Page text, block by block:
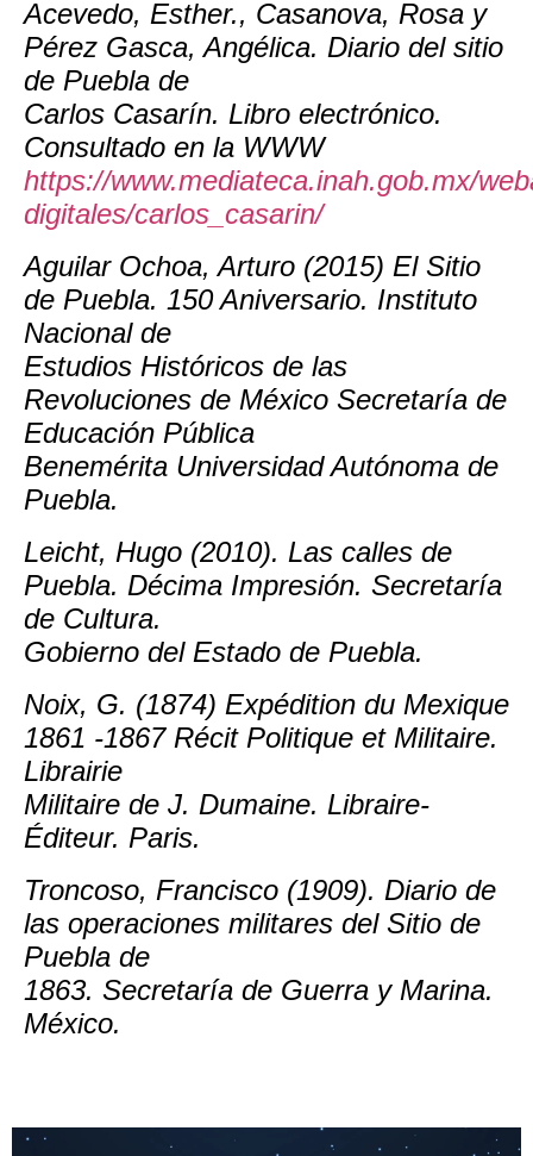
Acevedo, Esther., Casanova, Rosa y
Pérez Gasca, Angélica. Diario del sitio
de Puebla de
Carlos Casarín. Libro electrónico.
Consultado en la WWW
https://www.mediateca.inah.gob.mx/
digitales/carlos_casarin/
Aguilar Ochoa, Arturo (2015) El Sitio
de Puebla. 150 Aniversario. Instituto
Nacional de
Estudios Históricos de las
Revoluciones de México Secretaría de
Educación Pública
Benemérita Universidad Autónoma de
Puebla.
Leicht, Hugo (2010). Las calles de
Puebla. Décima Impresión. Secretaría
de Cultura.
Gobierno del Estado de Puebla.
Noix, G. (1874) Expédition du Mexique
1861 -1867 Récit Politique et Militaire.
Librairie
Militaire de J. Dumaine. Libraire-
Éditeur. Paris.
Troncoso, Francisco (1909). Diario de
las operaciones militares del Sitio de
Puebla de
1863. Secretaría de Guerra y Marina.
México.